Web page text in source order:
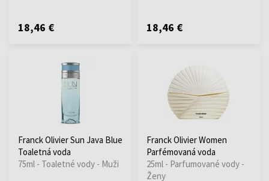
18,46 € 18,46 €
Franck Olivier Sun Java Blue
Toaletná voda
75ml - Toaletné vody - Muži
Franck Olivier Women
Parfémovaná voda
25ml - Parfumované vody -
Ženy